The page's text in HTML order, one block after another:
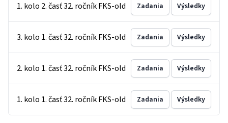
1. kolo 2. časť 32. ročník FKS-old Zadania Výsledky
3. kolo 1. časť 32. ročník FKS-old Zadania Výsledky
2. kolo 1. časť 32. ročník FKS-old Zadania Výsledky
1. kolo 1. časť 32. ročník FKS-old Zadania Výsledky